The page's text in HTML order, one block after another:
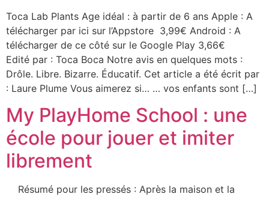
Toca Lab Plants Age idéal : à partir de 6 ans Apple : A
télécharger par ici sur l’Appstore 3,99€ Android : A
télécharger de ce côté sur le Google Play 3,66€
Edité par : Toca Boca Notre avis en quelques mots :
Drôle. Libre. Bizarre. Éducatif. Cet article a été écrit par
: Laure Plume Vous aimerez si… … vos enfants sont […]
My PlayHome School : une
école pour jouer et imiter
librement
Résumé pour les pressés : Après la maison et la